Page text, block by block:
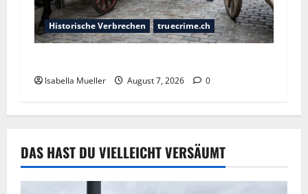
Historische Verbrechen truecrime.ch
Isabella Mueller August 7, 2026 0
DAS HAST DU VIELLEICHT VERSÄUMT